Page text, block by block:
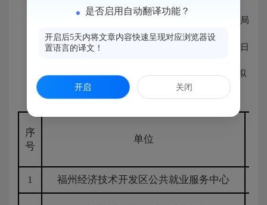
马尾区人力资源和社会保障局
2025年1月3日
2024年马尾区部分机关事业单位公开招聘编外人员拟
录用人员名单（二）
序
号
单位
1 福州经济技术开发区公共就业服务中心
是否启用自动翻译功能？
开启后5天内将文章内容快速呈现对应浏览器设
置语言的译文！
开启 关闭